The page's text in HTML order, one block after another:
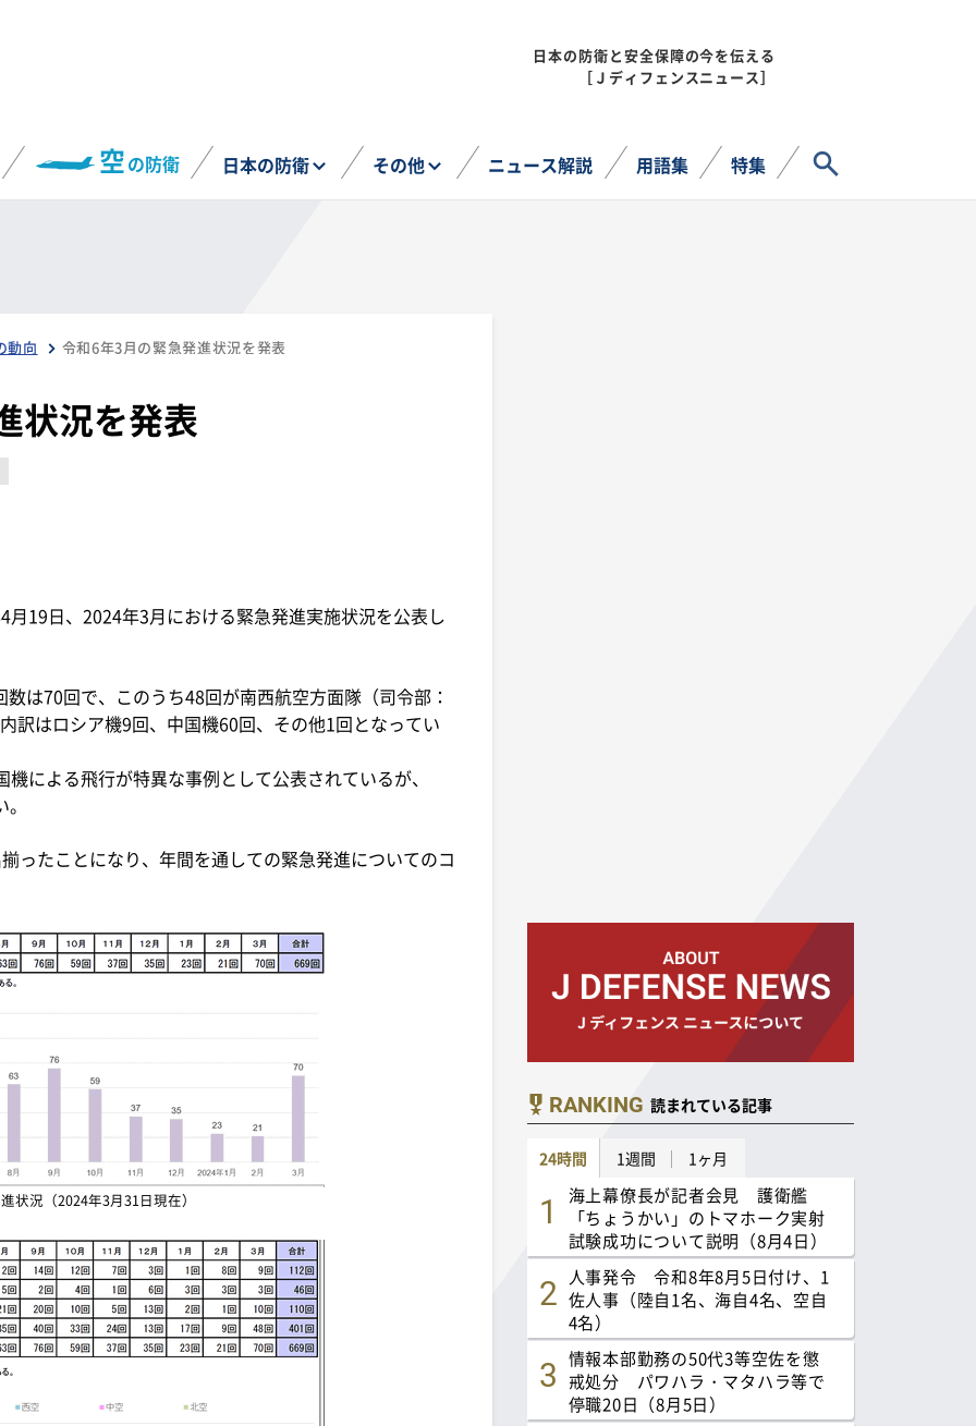
日本の防衛と安全保障の今を伝える
［Ｊディフェンスニュース］
空の防衛 日本の防衛 その他 ニュース解説 用語集 特集
動向 令和6年3月の緊急発進状況を発表
状況を発表
19日、2024年3月における緊急発進実施状況を公表し
は70回で、このうち48回が南西航空方面隊（司令部：
訳はロシア機9回、中国機60回、その他1回となってい
よる飛行が特異な事例として公表されているが、
たことになり、年間を通しての緊急発進についてのコ
状況（2024年3月31日現在）
RANKING 読まれている記事
24時間 1週間 1ヶ月
海上幕僚長が記者会見 護衛艦
「ちょうかい」のトマホーク実射
試験成功について説明（8月4日）
人事発令 令和8年8月5日付け、1
佐人事（陸自1名、海自4名、空自
4名）
情報本部勤務の50代3等空佐を懲
戒処分 パワハラ・マタハラ等で
停職20日（8月5日）